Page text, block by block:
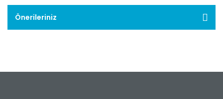
Önerileriniz